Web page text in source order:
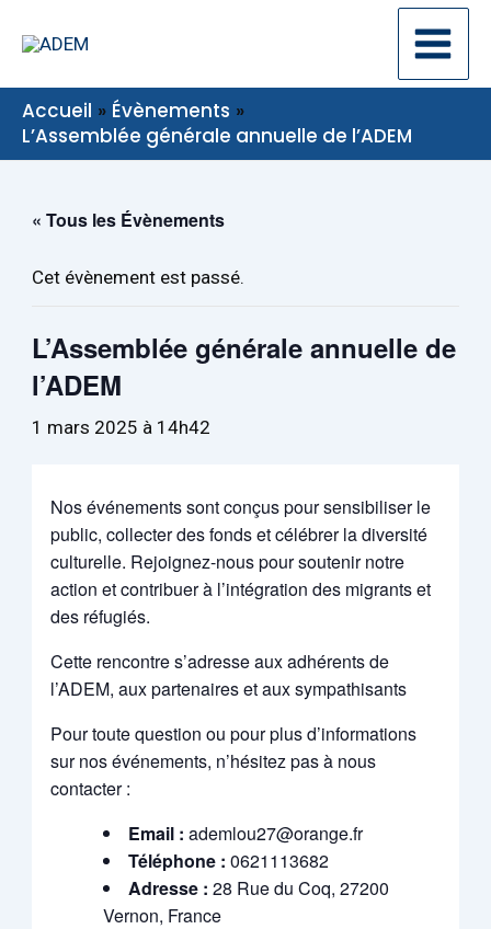
Accueil
Évènements
L’Assemblée générale annuelle de l’ADEM
« Tous les Évènements
Cet évènement est passé.
L’Assemblée générale annuelle de
l’ADEM
1 mars 2025 à 14h42
Nos événements sont conçus pour sensibiliser le
public, collecter des fonds et célébrer la diversité
culturelle. Rejoignez-nous pour soutenir notre
action et contribuer à l’intégration des migrants et
des réfugiés.
Cette rencontre s’adresse aux adhérents de
l’ADEM, aux partenaires et aux sympathisants
Pour toute question ou pour plus d’informations
sur nos événements, n’hésitez pas à nous
contacter :
Email : ademlou27@orange.fr
Téléphone :0621113682
Adresse : 28 Rue du Coq, 27200
Vernon, France